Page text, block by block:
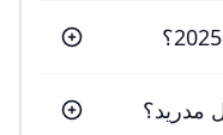
مدريد؟